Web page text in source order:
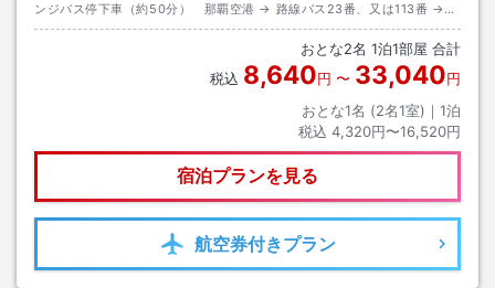
ンジバス停下車（約50分） 那覇空港 → 路線バス23番、又は113番 →
胡屋バス停下車（約70分）
おとな2名 1泊1部屋 合計
税込 8,640円 〜 33,040円
おとな1名 (2名1室)｜ 1泊
税込 4,320円〜16,520円
宿泊プランを見る
航空券付きプラン